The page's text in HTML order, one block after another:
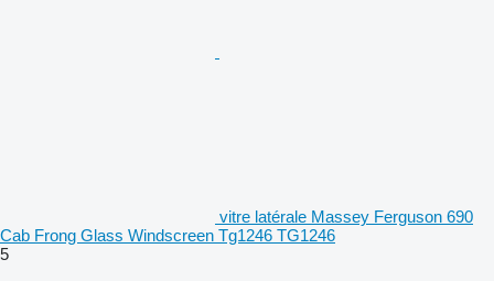
vitre latérale Massey Ferguson 690
Cab Frong Glass Windscreen Tg1246 TG1246
5